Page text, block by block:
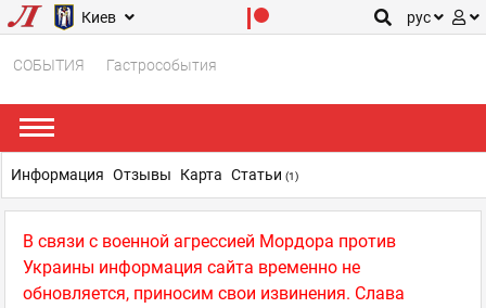
Киев рус
СОБЫТИЯ Гастрособытия
В связи с военной агрессией Мордора против
Украины информация сайта временно не
обновляется, приносим свои извинения. Слава
Информация Отзывы Карта Статьи (1)